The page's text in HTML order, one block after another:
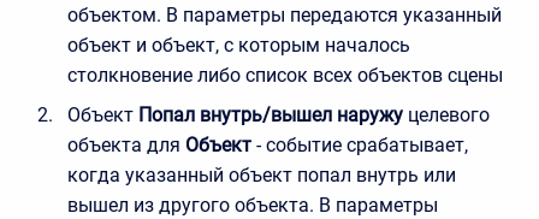
объектом. В параметры передаются указанный
объект и объект, с которым началось
столкновение либо список всех объектов сцены
Объект Попал внутрь/вышел наружу целевого
объекта для Объект - событие срабатывает,
когда указанный объект попал внутрь или
вышел из другого объекта. В параметры